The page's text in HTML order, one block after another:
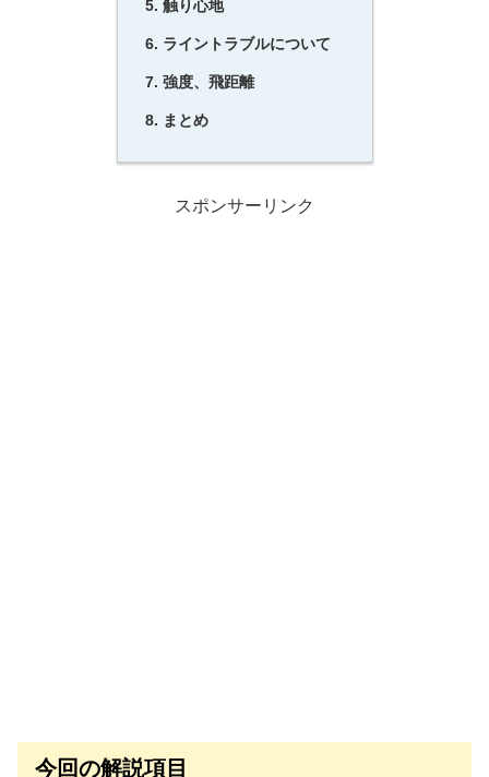
触り心地
ライントラブルについて
強度、飛距離
まとめ
スポンサーリンク
今回の解説項目